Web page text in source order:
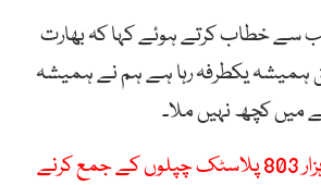
سے خطاب کرتے ہوئے کہا کہ بھارت
ہمیشہ یکطرفہ رہا ہے ہم نے ہمیشہ
میں کچھ نہیں ملا۔
امریکی شہری نے 3 ہزار 803 پلاسٹک چپلوں کے جمع کرنے